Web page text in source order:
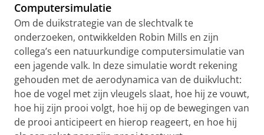
Computersimulatie
Om de duikstrategie van de slechtvalk te
onderzoeken, ontwikkelden Robin Mills en zijn
collega’s een natuurkundige computersimulatie van
een jagende valk. In deze simulatie wordt rekening
gehouden met de aerodynamica van de duikvlucht:
hoe de vogel met zijn vleugels slaat, hoe hij ze vouwt,
hoe hij zijn prooi volgt, hoe hij op de bewegingen van
de prooi anticipeert en hierop reageert, en hoe hij